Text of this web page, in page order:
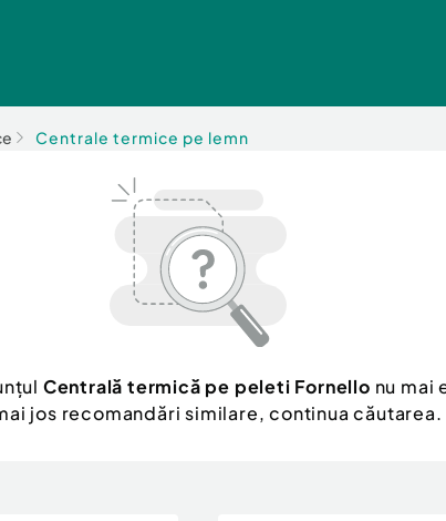
Centrale termice pe lemn
Centrală termică pe peleti Fornello nu mai
jos recomandări similare, continua căutarea.